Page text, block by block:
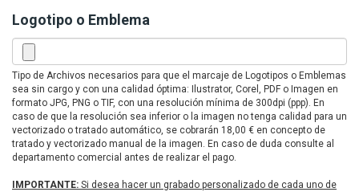
Logotipo o Emblema
Tipo de Archivos necesarios para que el marcaje de Logotipos o Emblemas
sea sin cargo y con una calidad óptima: Ilustrator, Corel, PDF o Imagen en
formato JPG, PNG o TIF, con una resolución mínima de 300dpi (ppp). En
caso de que la resolución sea inferior o la imagen no tenga calidad para un
vectorizado o tratado automático, se cobrarán 18,00 € en concepto de
tratado y vectorizado manual de la imagen. En caso de duda consulte al
departamento comercial antes de realizar el pago.
IMPORTANTE: Si desea hacer un grabado personalizado de cada uno de